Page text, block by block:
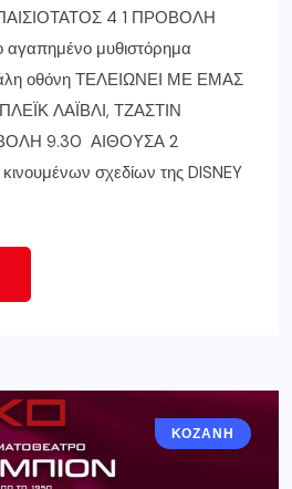
4 1 ΠΡΟΒΟΛΗ
αγαπημένο μυθιστόρημα
οθόνη ΤΕΛΕΙΩΝΕΙ ΜΕ ΕΜΑΣ
ΛΑΪΒΛΙ, ΤΖΑΣΤΙΝ
9.30 ΑΙΘΟΥΣΑ 2
σχεδίων της DISNEY
ΚΟΖΆΝΗ